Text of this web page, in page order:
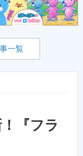
一覧
『フラ